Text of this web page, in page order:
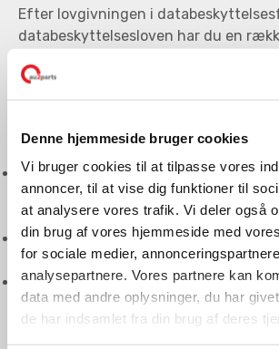
Denne hjemmeside bruger cookies
Vi bruger cookies til at tilpasse vores
annoncer, til at vise dig funktioner til
at analysere vores trafik. Vi deler også
din brug af vores hjemmeside med
for sociale medier,
analysepartnere. Vores partnere kan
data med andre oplysninger, du har
de har indsamlet fra din brug af deres
Efter lovgivningen i
databeskyttelsesloven har du en
Hvis du vil gøre brug af dine
sende en mail til
anmodning.
Ret til at se oplysninger (indsigtsret),
ret til at få indsigt i de oplysninger,
om dig samt en række yderligere
Ret til berigtigelse, artikel 16:Du har
berigtiget urigtige oplysninger om dig
Ret til sletning, artikel 17:Du har,
ret til at få slettet personoplysninger
tidspunktet for vores almindelige